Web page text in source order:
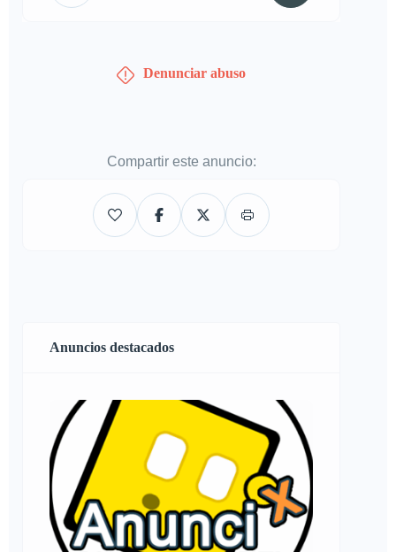
Denunciar abuso
Compartir este anuncio:
Anuncios destacados